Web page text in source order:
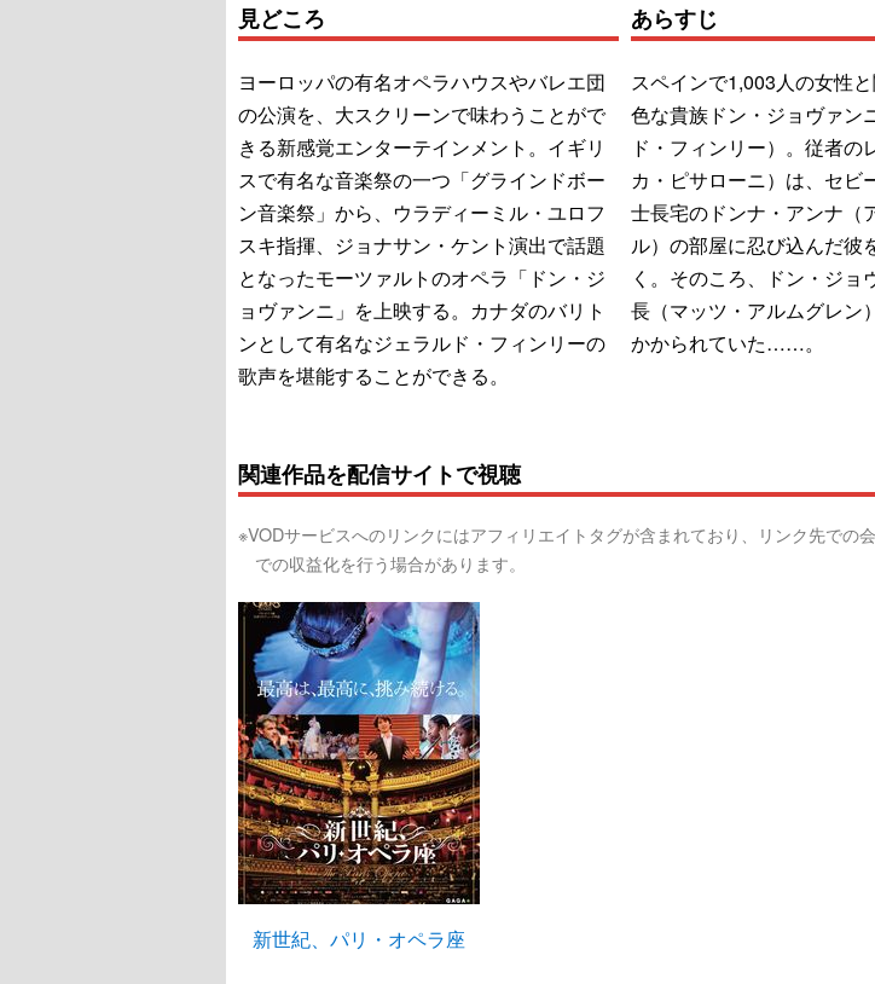
見どころ
ヨーロッパの有名オペラハウスやバレエ団
の公演を、大スクリーンで味わうことがで
きる新感覚エンターテインメント。イギリ
スで有名な音楽祭の一つ「グラインドボー
ン音楽祭」から、ウラディーミル・ユロフ
スキ指揮、ジョナサン・ケント演出で話題
となったモーツァルトのオペラ「ドン・ジ
ョヴァンニ」を上映する。カナダのバリト
ンとして有名なジェラルド・フィンリーの
歌声を堪能することができる。
あらすじ
スペインで1,003人の女性
色な貴族ドン・ジョヴァン
ド・フィンリー）。従者の
カ・ピサローニ）は、セビ
士長宅のドンナ・アンナ（
ル）の部屋に忍び込んだ彼
く。そのころ、ドン・ジョ
長（マッツ・アルムグレン
かかられていた……。
関連作品を配信サイトで視聴
※VODサービスへのリンクにはアフィリエイトタグが含まれており、リンク先での
での収益化を行う場合があります。
新世紀、パリ・オペラ座